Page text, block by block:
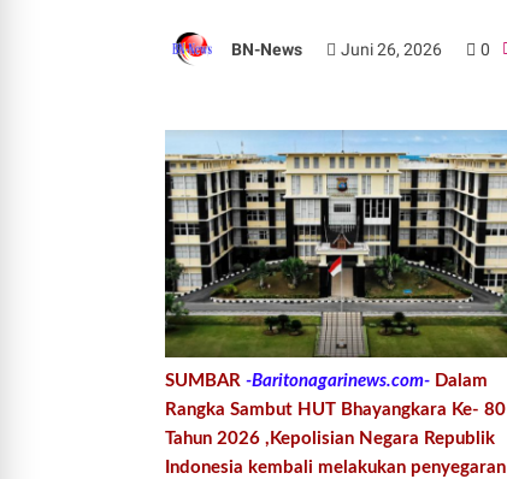
BN-News Juni 26, 2026 0
SUMBAR -Baritonagarinews.com- Dalam
Rangka Sambut HUT Bhayangkara Ke- 80
Tahun 2026 ,Kepolisian Negara Republik
Indonesia kembali melakukan penyegaran